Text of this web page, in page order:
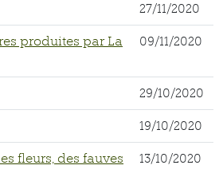
27/11/2020
produites par La
09/11/2020
29/10/2020
19/10/2020
fleurs, des fauves
13/10/2020